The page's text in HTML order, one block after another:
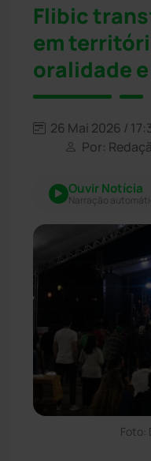
Flibic
em
oralidade
26 Mai 2026 /
Por:
Ouvir Notícia
Narração
Foto: